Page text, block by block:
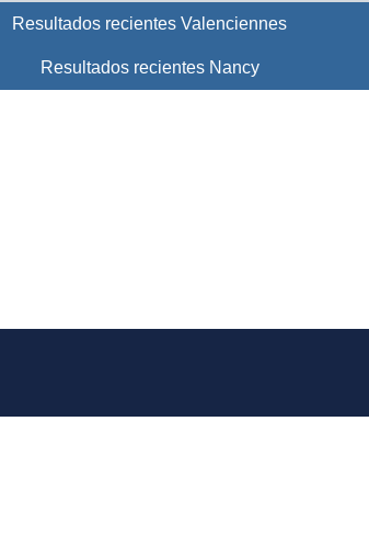
Resultados recientes Valenciennes
Resultados recientes Nancy